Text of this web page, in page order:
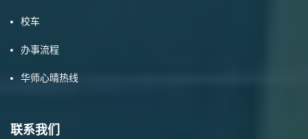
校车
办事流程
华师心晴热线
联系我们